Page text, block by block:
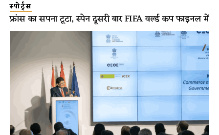
स्पोर्ट्स
फ्रांस का सपना टूटा, स्पेन दूसरी बार FIFA वर्ल्ड कप फाइनल में